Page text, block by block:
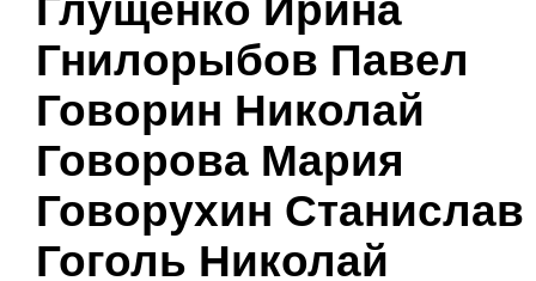
Глущенко Ирина
Гнилорыбов Павел
Говорин Николай
Говорова Мария
Говорухин Станислав
Гоголь Николай